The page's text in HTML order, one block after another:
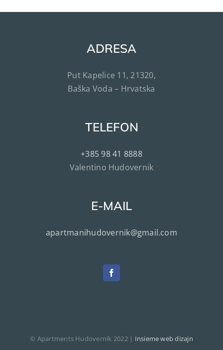
ADRESA
Put Kapelice 11, 21320,
Baška Voda – Hrvatska
TELEFON
+385 98 41 8888
Valentino Hudovernik
E-MAIL
apartmanihudovernik@gmail.com
© Apartments Hudovernik 2022 | Insieme web dizajn